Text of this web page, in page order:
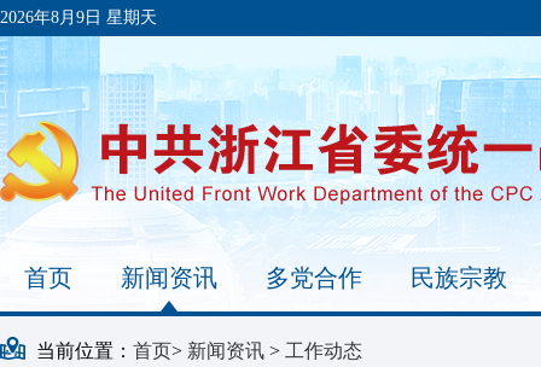
2026年8月9日 星期天
首页 新闻资讯 多党合作 民族宗教
当前位置： 首页> 新闻资讯 > 工作动态